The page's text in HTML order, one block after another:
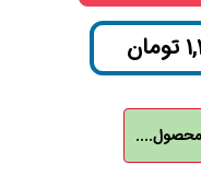
تومان
محصول....